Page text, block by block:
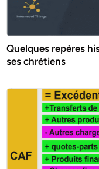
Quelques repères
ses chrétiens